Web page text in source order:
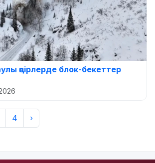
өңірлерде блок-бекеттер
4 ›